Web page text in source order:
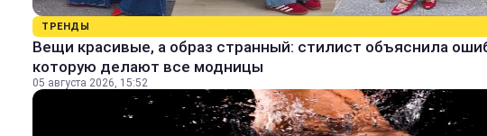
ТРЕНДЫ
Вещи красивые, а образ странный: стилист объяснила
которую делают все модницы
05 августа 2026, 15:52